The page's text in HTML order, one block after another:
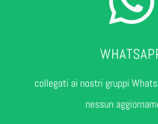
collegati ai nostri gruppi
nessun